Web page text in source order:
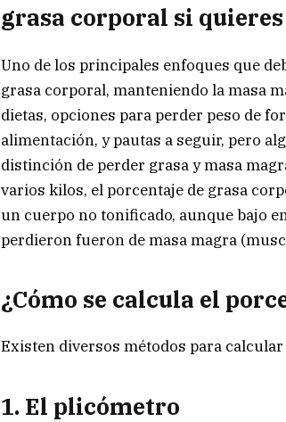
grasa corporal si
Uno de los principales enfoques que
grasa corporal, manteniendo la masa
dietas, opciones para perder peso de
alimentación, y pautas a seguir, pero
distinción de perder grasa y masa
varios kilos, el porcentaje de grasa
un cuerpo no tonificado, aunque bajo
perdieron fueron de masa magra
¿Cómo se calcula el
Existen diversos métodos para
1. El plicómetro